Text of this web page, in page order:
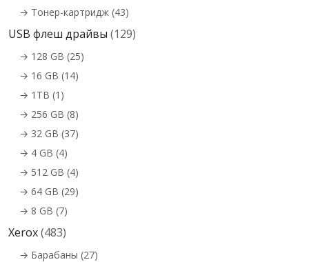
→ Тонер-картридж (43)
USB флеш драйвы (129)
→ 128 GB (25)
→ 16 GB (14)
→ 1TB (1)
→ 256 GB (8)
→ 32 GB (37)
→ 4 GB (4)
→ 512 GB (4)
→ 64 GB (29)
→ 8 GB (7)
Xerox(483)
→ Барабаны (27)